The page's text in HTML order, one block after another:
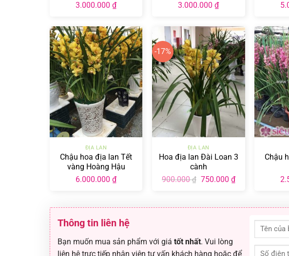
3.000.000₫ 3.000.000₫
+
ĐỊA LAN
Chậu hoa địa lan Tết
vàng Hoàng Hậu
6.000.000₫
-17%
+
ĐỊA LAN
Hoa địa lan Đài Loan 3
cành
900.000₫ Giá
750.000 ₫Giá
hiện
750.000 ₫.
+
Chậu
Thông tin liên hệ
Bạn muốn mua sản phẩm với giá tốt nhất. Vui lòng
liên hệ trực tiếp nhân viên tư vấn khách hàng hoặc để